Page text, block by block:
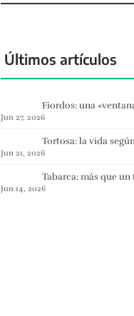
Últimos artículos
Fiordos: una
Jun 27, 2026
Tortosa: la vida
Jun 21, 2026
Tabarca: más que
Jun 14, 2026